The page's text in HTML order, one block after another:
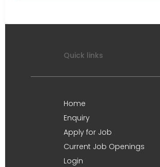
Quick links
Home
Enquiry
Apply for Job
Current Job Openings
Login